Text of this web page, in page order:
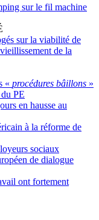
sur le fil machine
sur la viabilité de
de la
« procédures bâillons »
PE
en hausse au
à la réforme de
sociaux
de dialogue
ont fortement